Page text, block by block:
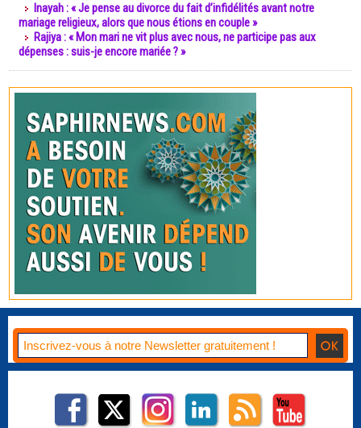
Inayah : « Je pense au divorce du fait d’infidélités avant notre
mariage religieux, alors que nous étions en couple »
Rajiya : « Mon mari ne vit plus avec nous, ne participe pas aux
dépenses : suis-je encore mariée ? »